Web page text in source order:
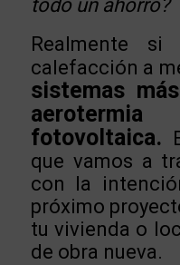
todo un ahorro?
Realmente si
calefacción a
sistemas
fotovoltaica.
que vamos a
con la
próximo
tu vivienda o
de obra nueva.